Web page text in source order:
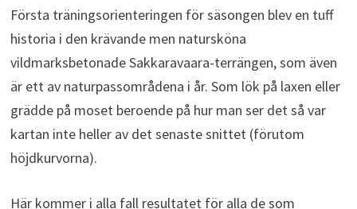
Första träningsorienteringen för säsongen blev en tuff
historia i den krävande men natursköna
vildmarksbetonade Sakkaravaara-terrängen, som även
är ett av naturpassområdena i år. Som lök på laxen eller
grädde på moset beroende på hur man ser det så var
kartan inte heller av det senaste snittet (förutom
höjdkurvorna).
Här kommer i alla fall resultatet för alla de som